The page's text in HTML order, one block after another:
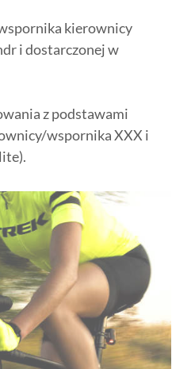
kierownicy
i dostarczonej w
z podstawami
wspornika XXX i